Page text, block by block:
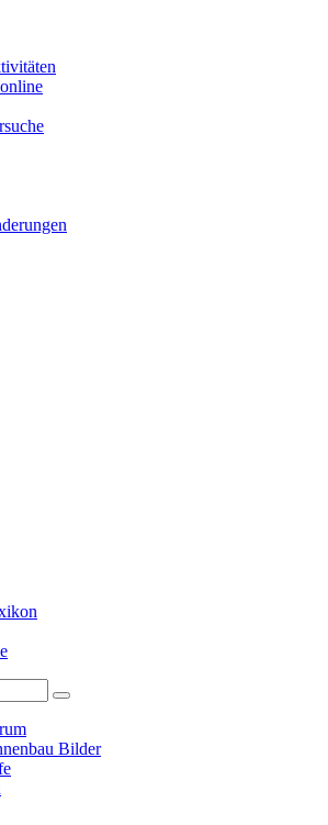
Bilder